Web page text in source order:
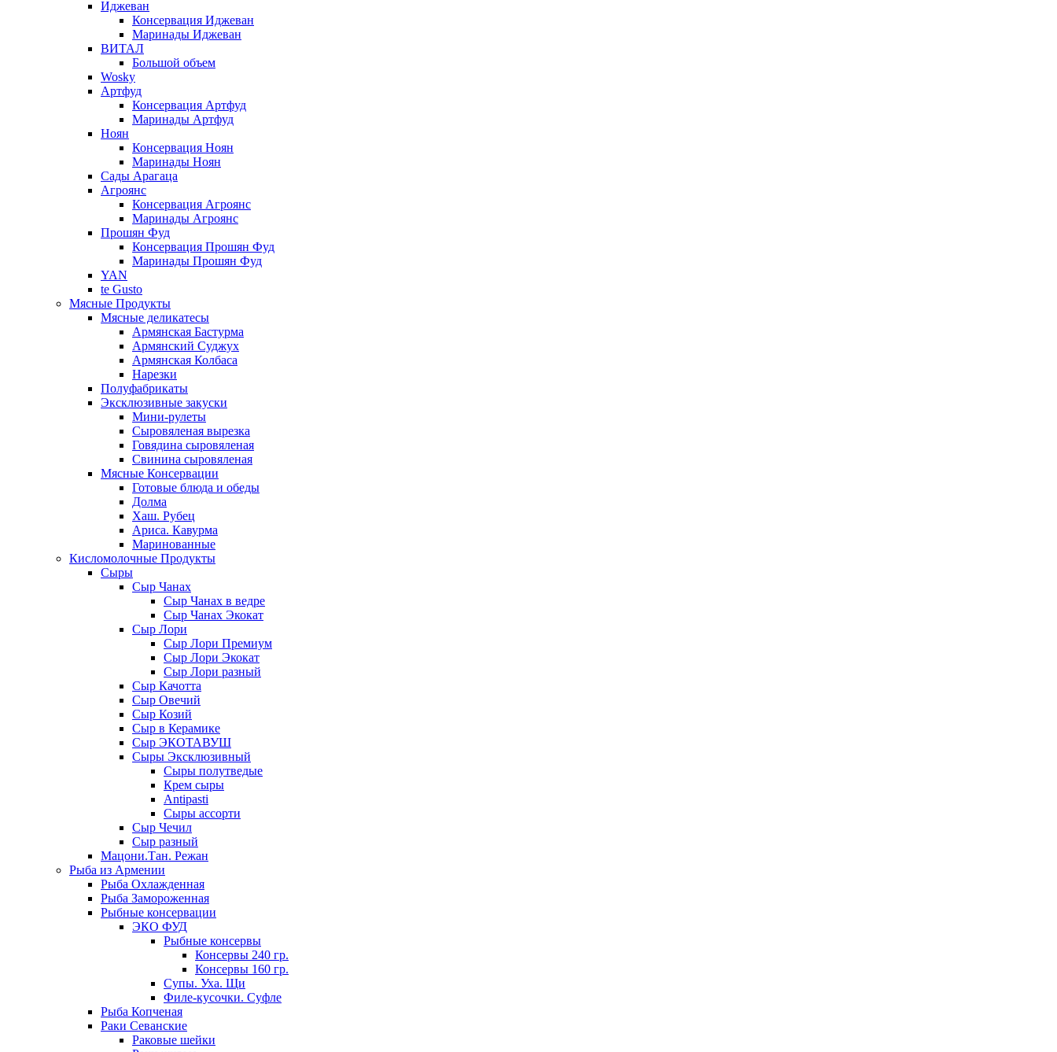
Иджеван
Консервация Иджеван
Маринады Иджеван
ВИТАЛ
Большой объем
Wosky
Артфуд
Консервация Артфуд
Маринады Артфуд
Ноян
Консервация Ноян
Маринады Ноян
Сады Арагаца
Агроянс
Консервация Агроянс
Маринады Агроянс
Прошян Фуд
Консервация Прошян Фуд
Маринады Прошян Фуд
YAN
te Gusto
Мясные Продукты
Мясные деликатесы
Армянская Бастурма
Армянский Суджух
Армянская Колбаса
Нарезки
Полуфабрикаты
Эксклюзивные закуски
Мини-рулеты
Сыровяленая вырезка
Говядина сыровяленая
Свинина сыровяленая
Мясные Консервации
Готовые блюда и обеды
Долма
Хаш. Рубец
Ариса. Кавурма
Маринованные
Кисломолочные Продукты
Сыры
Сыр Чанах
Сыр Чанах в ведре
Сыр Чанах Экокат
Сыр Лори
Сыр Лори Премиум
Сыр Лори Экокат
Сыр Лори разный
Сыр Качотта
Сыр Овечий
Сыр Козий
Сыр в Керамике
Сыр ЭКОТАВУШ
Сыры Эксклюзивный
Сыры полутведые
Крем сыры
Antipasti
Сыры ассорти
Сыр Чечил
Сыр разный
Мацони.Тан. Режан
Рыба из Армении
Рыба Охлажденная
Рыба Замороженная
Рыбные консервации
ЭКО ФУД
Рыбные консервы
Консервы 240 гр.
Консервы 160 гр.
Супы. Уха. Щи
Филе-кусочки. Суфле
Рыба Копченая
Раки Севанские
Раковые шейки